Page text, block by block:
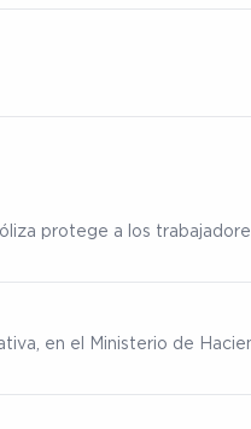
protege a los
en el Ministerio de